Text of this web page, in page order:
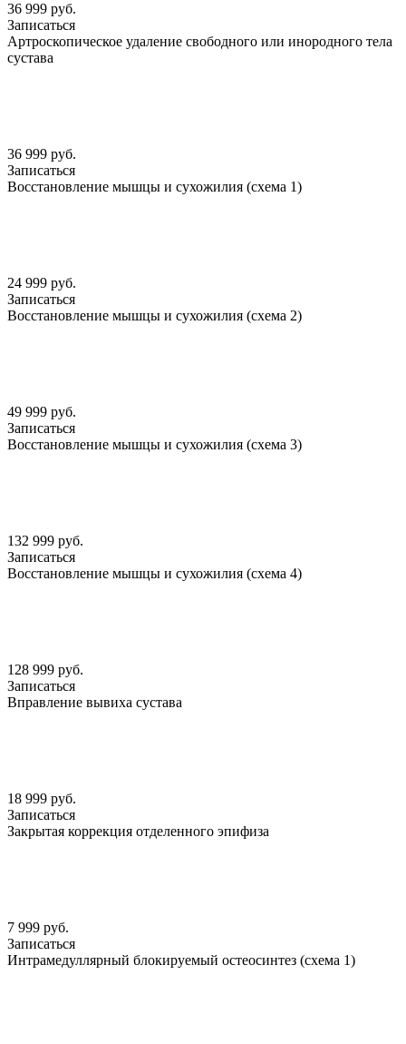
36 999 руб.
Записаться
Артроскопическое удаление свободного или инородного тела
сустава
36 999 руб.
Записаться
Восстановление мышцы и сухожилия (схема 1)
24 999 руб.
Записаться
Восстановление мышцы и сухожилия (схема 2)
49 999 руб.
Записаться
Восстановление мышцы и сухожилия (схема 3)
132 999 руб.
Записаться
Восстановление мышцы и сухожилия (схема 4)
128 999 руб.
Записаться
Вправление вывиха сустава
18 999 руб.
Записаться
Закрытая коррекция отделенного эпифиза
7 999 руб.
Записаться
Интрамедуллярный блокируемый остеосинтез (схема 1)